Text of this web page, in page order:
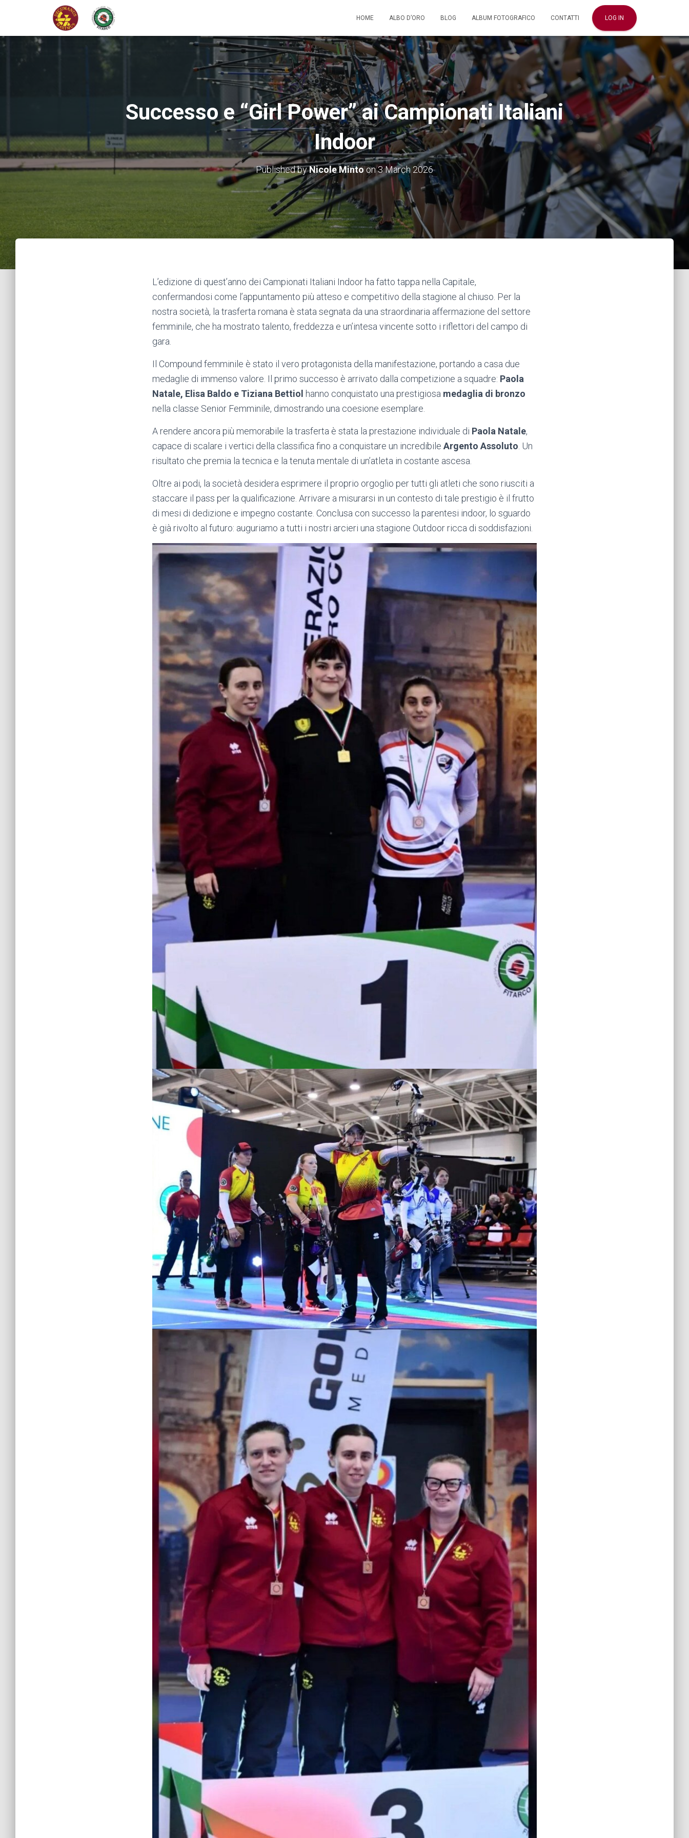
HOME ALBO D’ORO BLOG ALBUM FOTOGRAFICO CONTATTI LOG IN
Successo e “Girl Power” ai Campionati Italiani
Indoor
Published byNicole Mintoon3 March 2026
L’edizione di quest’anno dei Campionati Italiani Indoor ha fatto tappa nella Capitale,
confermandosi come l’appuntamento più atteso e competitivo della stagione al chiuso. Per la
nostra società, la trasferta romana è stata segnata da una straordinaria affermazione del settore
femminile, che ha mostrato talento, freddezza e un’intesa vincente sotto i riflettori del campo di
gara.
Il Compound femminile è stato il vero protagonista della manifestazione, portando a casa due
medaglie di immenso valore. Il primo successo è arrivato dalla competizione a squadre: Paola
Natale, Elisa Baldo e Tiziana Bettiol hanno conquistato una prestigiosa medaglia di bronzo
nella classe Senior Femminile, dimostrando una coesione esemplare.
A rendere ancora più memorabile la trasferta è stata la prestazione individuale di Paola Natale,
capace di scalare i vertici della classifica fino a conquistare un incredibile Argento Assoluto . Un
risultato che premia la tecnica e la tenuta mentale di un’atleta in costante ascesa.
Oltre ai podi, la società desidera esprimere il proprio orgoglio per tutti gli atleti che sono riusciti a
staccare il pass per la qualificazione. Arrivare a misurarsi in un contesto di tale prestigio è il frutto
di mesi di dedizione e impegno costante. Conclusa con successo la parentesi indoor, lo sguardo
è già rivolto al futuro: auguriamo a tutti i nostri arcieri una stagione Outdoor ricca di soddisfazioni.